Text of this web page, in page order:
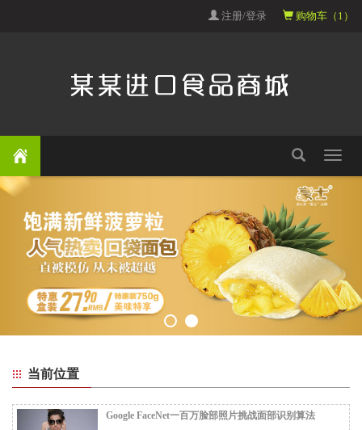
购物车（1）
注册/登录
Toggle
当前位置
Google FaceNet一百万脸部照片挑战面部识别算法